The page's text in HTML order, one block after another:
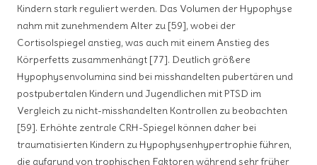
Kindern stark reguliert werden. Das Volumen der Hypophyse
nahm mit zunehmendem Alter zu [59], wobei der
Cortisolspiegel anstieg, was auch mit einem Anstieg des
Körperfetts zusammenhängt [77]. Deutlich größere
Hypophysenvolumina sind bei misshandelten pubertären und
postpubertalen Kindern und Jugendlichen mit PTSD im
Vergleich zu nicht-misshandelten Kontrollen zu beobachten
[59]. Erhöhte zentrale CRH-Spiegel können daher bei
traumatisierten Kindern zu Hypophysenhypertrophie führen,
die aufgrund von trophischen Faktoren während sehr früher